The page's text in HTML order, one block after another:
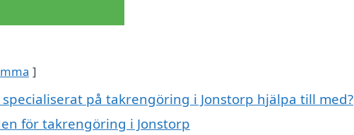
på takrengöring i Jonstorp hjälpa till med?
för takrengöring i Jonstorp